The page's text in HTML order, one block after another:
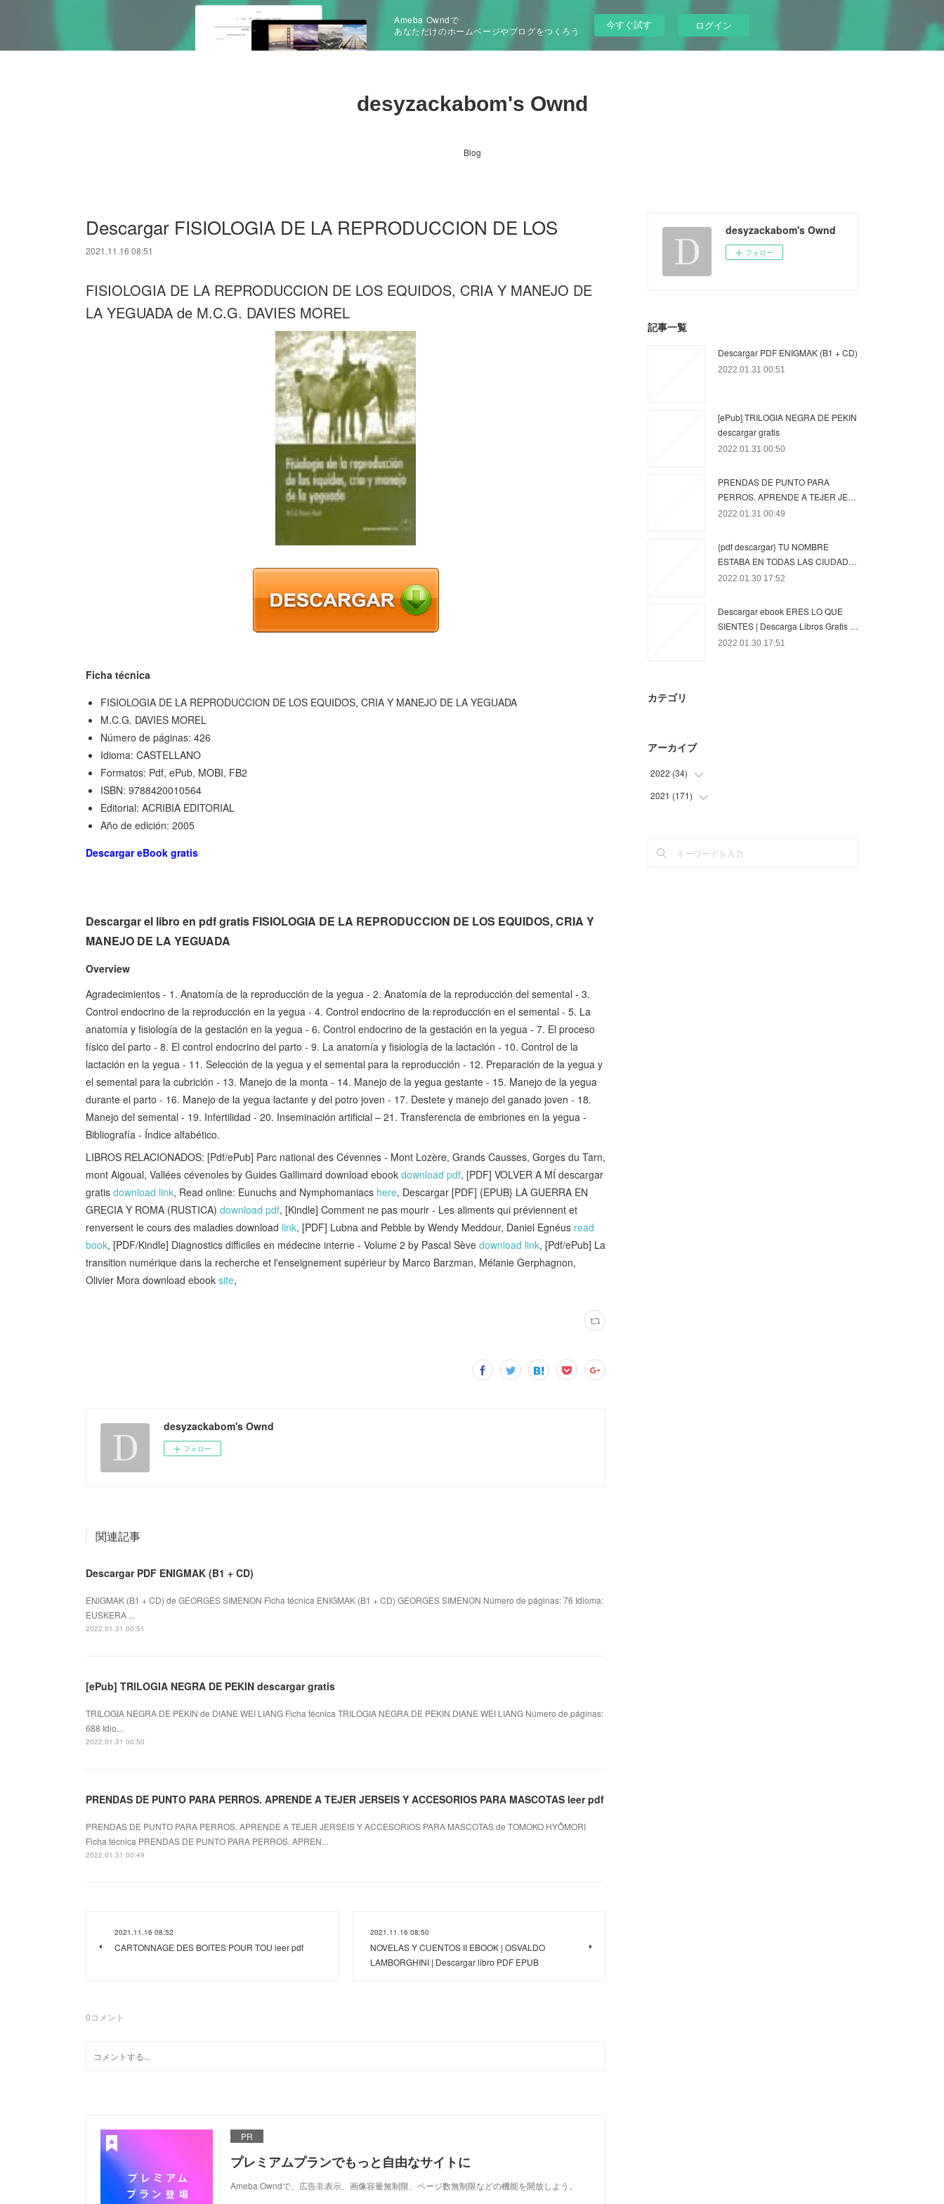
Ameba Owndで
あなただけのホームページやブログをつくろう
今すぐ試す ログイン
desyzackabom's Ownd
Blog
Descargar FISIOLOGIA DE LA REPRODUCCION DE LOS
2021.11.16 08:51
FISIOLOGIA DE LA REPRODUCCION DE LOS EQUIDOS, CRIA Y MANEJO DE
LA YEGUADA de M.C.G. DAVIES MOREL
Ficha técnica
FISIOLOGIA DE LA REPRODUCCION DE LOS EQUIDOS, CRIA Y MANEJO DE LA YEGUADA
M.C.G. DAVIES MOREL
Número de páginas: 426
Idioma: CASTELLANO
Formatos: Pdf, ePub, MOBI, FB2
ISBN: 9788420010564
Editorial: ACRIBIA EDITORIAL
Año de edición: 2005
Descargar eBook gratis
Descargar el libro en pdf gratis FISIOLOGIA DE LA REPRODUCCION DE LOS EQUIDOS, CRIA Y
MANEJO DE LA YEGUADA
Overview
Agradecimientos - 1. Anatomía de la reproducción de la yegua - 2. Anatomía de la reproducción del semental - 3.
Control endocrino de la reproducción en la yegua - 4. Control endocrino de la reproducción en el semental - 5. La
anatomía y fisiología de la gestación en la yegua - 6. Control endocrino de la gestación en la yegua - 7. El proceso
físico del parto - 8. El control endocrino del parto - 9. La anatomía y fisiología de la lactación - 10. Control de la
lactación en la yegua - 11. Selección de la yegua y el semental para la reproducción - 12. Preparación de la yegua y
el semental para la cubrición - 13. Manejo de la monta - 14. Manejo de la yegua gestante - 15. Manejo de la yegua
durante el parto - 16. Manejo de la yegua lactante y del potro joven - 17. Destete y manejo del ganado joven - 18.
Manejo del semental - 19. Infertilidad - 20. Inseminación artificial – 21. Transferencia de embriones en la yegua -
Bibliografía - Índice alfabético.
LIBROS RELACIONADOS: [Pdf/ePub] Parc national des Cévennes - Mont Lozère, Grands Causses, Gorges du Tarn,
mont Aigoual, Vallées cévenoles by Guides Gallimard download ebook download pdf, [PDF] VOLVER A MÍ descargar
gratis download link, Read online: Eunuchs and Nymphomaniacs here, Descargar [PDF] {EPUB} LA GUERRA EN
GRECIA Y ROMA (RUSTICA) download pdf, [Kindle] Comment ne pas mourir - Les aliments qui préviennent et
renversent le cours des maladies download link, [PDF] Lubna and Pebble by Wendy Meddour, Daniel Egnéus read
book, [PDF/Kindle] Diagnostics difficiles en médecine interne - Volume 2 by Pascal Sève download link, [Pdf/ePub] La
transition numérique dans la recherche et l'enseignement supérieur by Marco Barzman, Mélanie Gerphagnon,
Olivier Mora download ebook site,
desyzackabom's Ownd
フォロー
関連記事
Descargar PDF ENIGMAK (B1 + CD)
ENIGMAK (B1 + CD) de GEORGES SIMENON Ficha técnica ENIGMAK (B1 + CD) GEORGES SIMENON Número de páginas: 76 Idioma:
EUSKERA ...
2022.01.31 00:51
[ePub] TRILOGIA NEGRA DE PEKIN descargar gratis
TRILOGIA NEGRA DE PEKIN de DIANE WEI LIANG Ficha técnica TRILOGIA NEGRA DE PEKIN DIANE WEI LIANG Número de páginas:
688 Idio...
2022.01.31 00:50
PRENDAS DE PUNTO PARA PERROS. APRENDE A TEJER JERSEIS Y ACCESORIOS PARA MASCOTAS leer pdf
PRENDAS DE PUNTO PARA PERROS. APRENDE A TEJER JERSEIS Y ACCESORIOS PARA MASCOTAS de TOMOKO HYÔMORI
Ficha técnica PRENDAS DE PUNTO PARA PERROS. APREN...
2022.01.31 00:49
2021.11.16 08:52
CARTONNAGE DES BOITES POUR TOU leer pdf
2021.11.16 08:50
NOVELAS Y CUENTOS II EBOOK | OSVALDO
LAMBORGHINI | Descargar libro PDF EPUB
0コメント
PR
プレミアムプランでもっと自由なサイトに
Ameba Owndで、広告非表示、画像容量無制限、ページ数無制限などの機能を開放しよう。
desyzackabom's Ownd
フォロー
記事一覧
Descargar PDF ENIGMAK (B1 + CD)
2022.01.31 00:51
[ePub] TRILOGIA NEGRA DE PEKIN
descargar gratis
2022.01.31 00:50
PRENDAS DE PUNTO PARA
PERROS. APRENDE A TEJER JE…
2022.01.31 00:49
{pdf descargar} TU NOMBRE
ESTABA EN TODAS LAS CIUDAD…
2022.01.30 17:52
Descargar ebook ERES LO QUE
SIENTES | Descarga Libros Gratis …
2022.01.30 17:51
カテゴリ
アーカイブ
2022 (34)
(34
2021 (171)
(